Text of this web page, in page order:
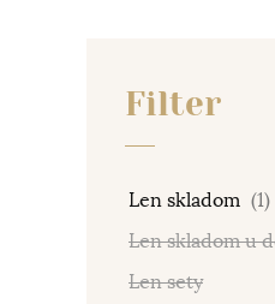
Filter
Len skladom (1)
Len skladom u
Len sety